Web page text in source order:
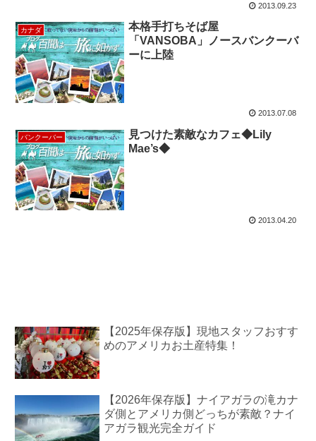
2013.09.23
カナダ
本格手打ちそば屋
「VANSOBA」ノースバンクーバ
ーに上陸
2013.07.08
バンクーバー
見つけた素敵なカフェ◆Lily
Mae’s◆
2013.04.20
【2025年保存版】現地スタッフおすす
めのアメリカお土産特集！
【2026年保存版】ナイアガラの滝カナ
ダ側とアメリカ側どっちが素敵？ナイ
アガラ観光完全ガイド